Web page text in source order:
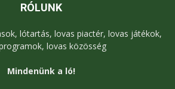
RÓLUNK
lótartás, lovas piactér, lovas játékok,
lovas közösség
Mindenünk a ló!